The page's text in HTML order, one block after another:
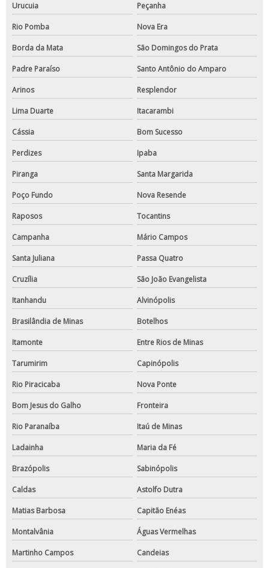
Urucuia Peçanha
Rio Pomba Nova Era
Borda da Mata São Domingos do Prata
Padre Paraíso Santo Antônio do Amparo
Arinos Resplendor
Lima Duarte Itacarambi
Cássia Bom Sucesso
Perdizes Ipaba
Piranga Santa Margarida
Poço Fundo Nova Resende
Raposos Tocantins
Campanha Mário Campos
Santa Juliana Passa Quatro
Cruzília São João Evangelista
Itanhandu Alvinópolis
Brasilândia de Minas Botelhos
Itamonte Entre Rios de Minas
Tarumirim Capinópolis
Rio Piracicaba Nova Ponte
Bom Jesus do Galho Fronteira
Rio Paranaíba Itaú de Minas
Ladainha Maria da Fé
Brazópolis Sabinópolis
Caldas Astolfo Dutra
Matias Barbosa Capitão Enéas
Montalvânia Águas Vermelhas
Martinho Campos Candeias